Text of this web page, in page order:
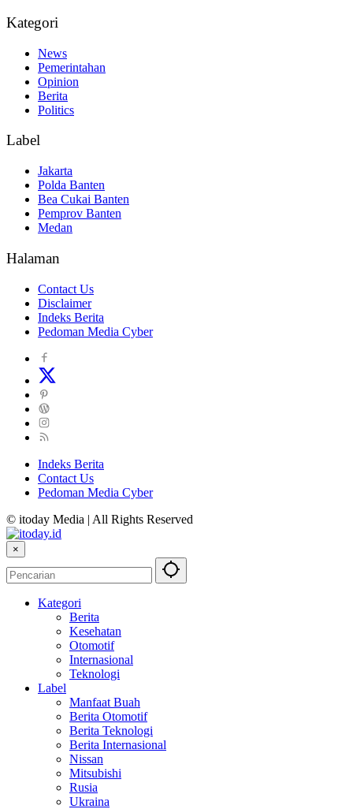
Kategori
News
Pemerintahan
Opinion
Berita
Politics
Label
Jakarta
Polda Banten
Bea Cukai Banten
Pemprov Banten
Medan
Halaman
Contact Us
Disclaimer
Indeks Berita
Pedoman Media Cyber
Indeks Berita
Contact Us
Pedoman Media Cyber
© itoday Media | All Rights Reserved
×
Kategori
Berita
Kesehatan
Otomotif
Internasional
Teknologi
Label
Manfaat Buah
Berita Otomotif
Berita Teknologi
Berita Internasional
Nissan
Mitsubishi
Rusia
Ukraina